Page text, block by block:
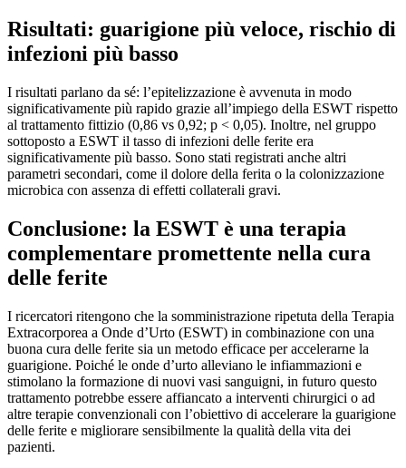
Risultati: guarigione più veloce, rischio di
infezioni più basso
I risultati parlano da sé: l’epitelizzazione è avvenuta in modo
significativamente più rapido grazie all’impiego della ESWT rispetto
al trattamento fittizio (0,86 vs 0,92; p < 0,05). Inoltre, nel gruppo
sottoposto a ESWT il tasso di infezioni delle ferite era
significativamente più basso. Sono stati registrati anche altri
parametri secondari, come il dolore della ferita o la colonizzazione
microbica con assenza di effetti collaterali gravi.
Conclusione: la ESWT è una terapia
complementare promettente nella cura
delle ferite
I ricercatori ritengono che la somministrazione ripetuta della Terapia
Extracorporea a Onde d’Urto (ESWT) in combinazione con una
buona cura delle ferite sia un metodo efficace per accelerarne la
guarigione. Poiché le onde d’urto alleviano le infiammazioni e
stimolano la formazione di nuovi vasi sanguigni, in futuro questo
trattamento potrebbe essere affiancato a interventi chirurgici o ad
altre terapie convenzionali con l’obiettivo di accelerare la guarigione
delle ferite e migliorare sensibilmente la qualità della vita dei
pazienti.